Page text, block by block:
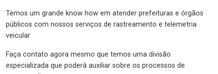
Temos um grande know how em atender prefeituras e órgãos
públicos com nossos serviços de rastreamento e telemetria
veicular.
Faça contato agora mesmo que temos uma divisão
especializada que poderá auxiliar sobre os processos de